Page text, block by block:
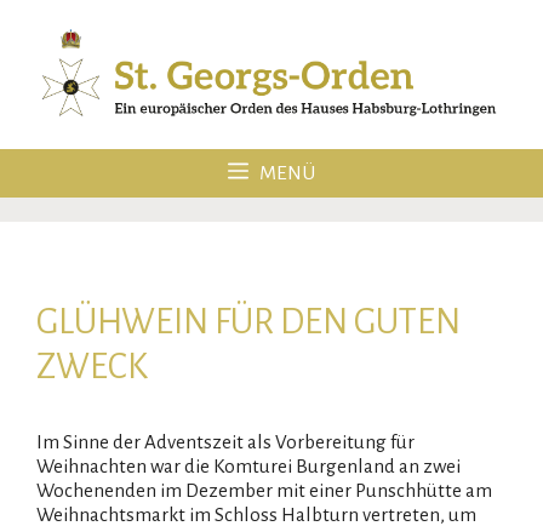
springen
MENÜ
GLÜHWEIN FÜR DEN GUTEN
ZWECK
Im Sinne der Adventszeit als Vorbereitung für
Weihnachten war die Komturei Burgenland an zwei
Wochenenden im Dezember mit einer Punschhütte am
Weihnachtsmarkt im Schloss Halbturn vertreten, um